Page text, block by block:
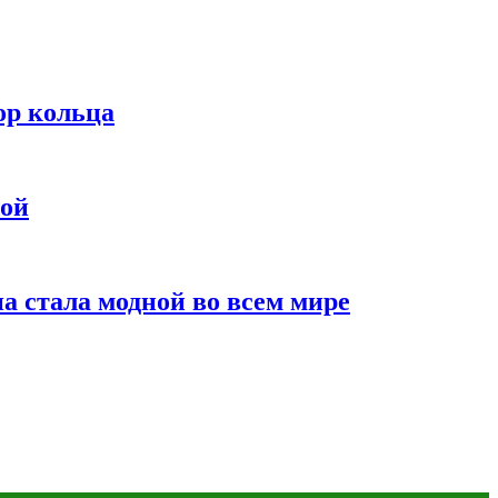
кольца
стала модной во всем мире